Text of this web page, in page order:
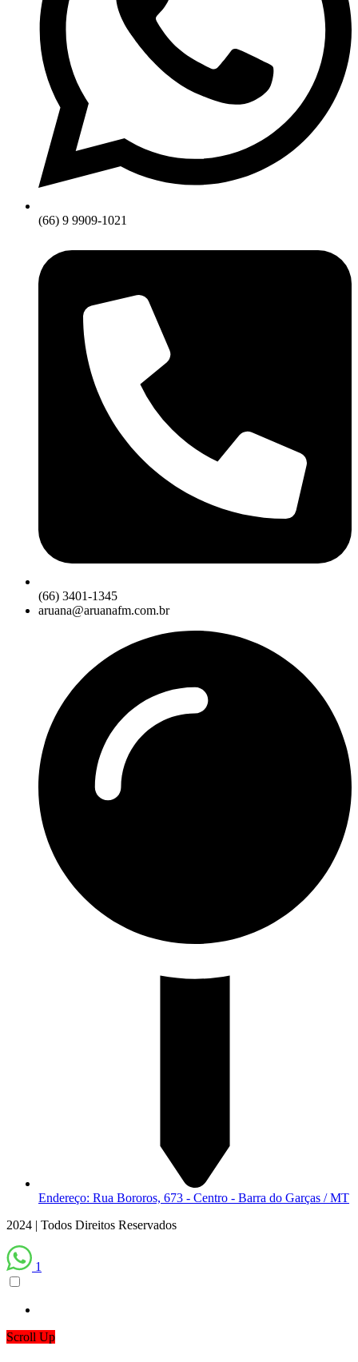
(66) 9 9909-1021
(66) 3401-1345
aruana@aruanafm.com.br
Endereço: Rua Bororos, 673 - Centro - Barra do Garças / MT
2024 | Todos Direitos Reservados
1
Scroll Up